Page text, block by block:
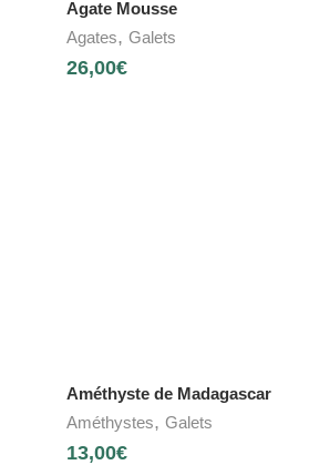
Agate Mousse
Agates, Galets
26,00€
Améthyste de Madagascar
Améthystes, Galets
13,00€